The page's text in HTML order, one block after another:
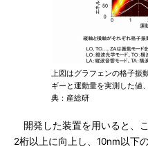
上図はグラフェンの格子振
ギーと運動量を実測した値
典：産総研
開発した装置を用いると、
2桁以上に向上し、10nm以下